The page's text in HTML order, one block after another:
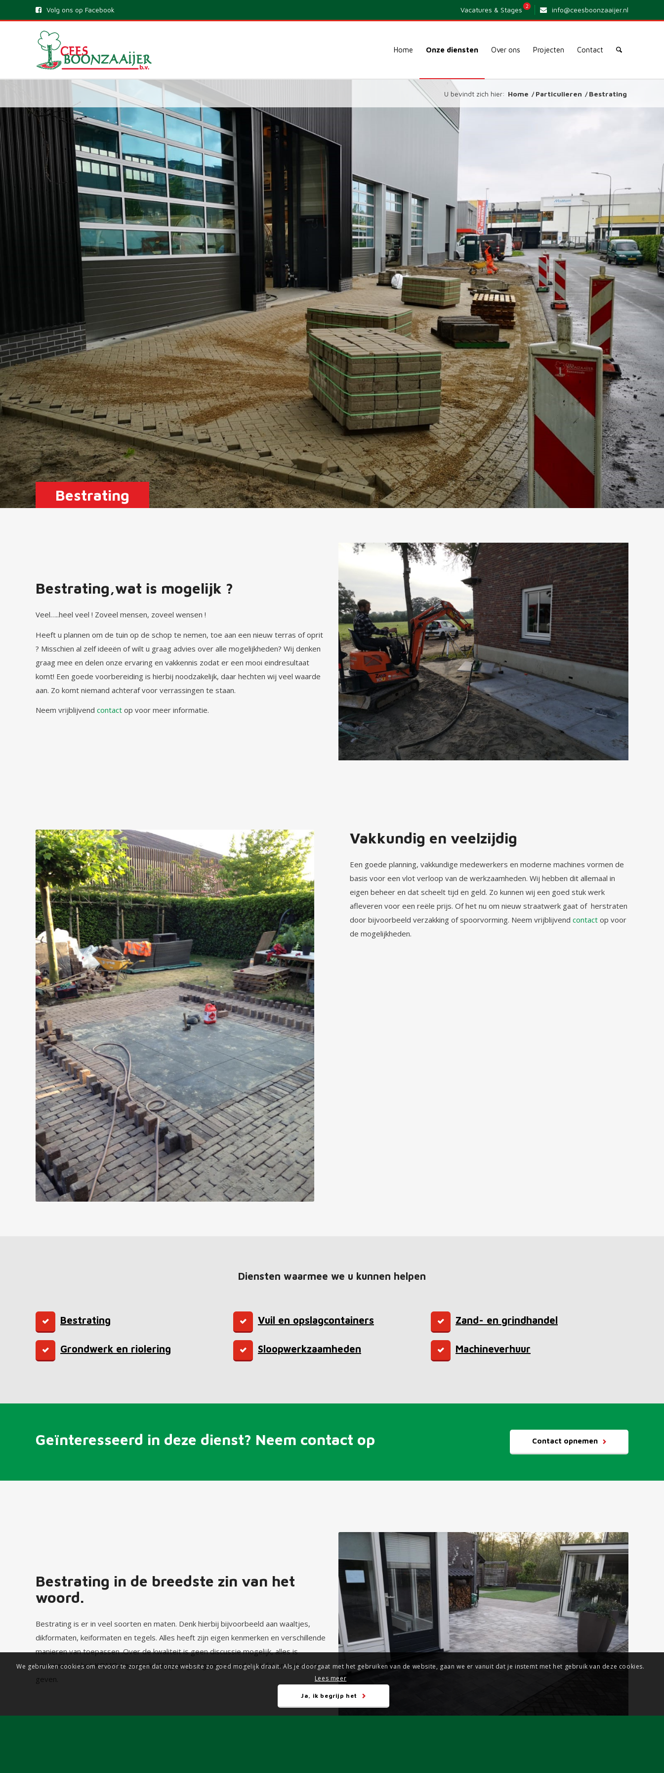
Vacatures & Stages 2 info@ceesboonzaaijer.nl
Volg ons op Facebook
Home Onze diensten Over ons Projecten Contact
U bevindt zich hier: Home / Particulieren / Bestrating
Bestrating
Bestrating,wat is mogelijk ?
Veel…..heel veel ! Zoveel mensen, zoveel wensen !
Heeft u plannen om de tuin op de schop te nemen, toe aan een nieuw terras of oprit
? Misschien al zelf ideeën of wilt u graag advies over alle mogelijkheden? Wij denken
graag mee en delen onze ervaring en vakkennis zodat er een mooi eindresultaat
komt! Een goede voorbereiding is hierbij noodzakelijk, daar hechten wij veel waarde
aan. Zo komt niemand achteraf voor verrassingen te staan.
Neem vrijblijvend contact op voor meer informatie.
Vakkundig en veelzijdig
Een goede planning, vakkundige medewerkers en moderne machines vormen de
basis voor een vlot verloop van de werkzaamheden. Wij hebben dit allemaal in
eigen beheer en dat scheelt tijd en geld. Zo kunnen wij een goed stuk werk
afleveren voor een reële prijs. Of het nu om nieuw straatwerk gaat of herstraten
door bijvoorbeeld verzakking of spoorvorming. Neem vrijblijvend contact op voor
de mogelijkheden.
Diensten waarmee we u kunnen helpen
Bestrating Vuil en opslagcontainers Zand- en grindhandel
Grondwerk en riolering Sloopwerkzaamheden Machineverhuur
Geïnteresseerd in deze dienst? Neem contact op Contact opnemen
Bestrating in de breedste zin van het
woord.
Bestrating is er in veel soorten en maten. Denk hierbij bijvoorbeeld aan waaltjes,
dikformaten, keiformaten en tegels. Alles heeft zijn eigen kenmerken en verschillende
manieren van toepassen .Over de kwaliteit is geen discussie mogelijk, alles is
voorzien van het KOMO-keurmerk. Wij gaan graag met u rond de tafel om advies te
geven.
We gebruiken cookies om ervoor te zorgen dat onze website zo goed mogelijk draait. Als je doorgaat met het gebruiken van de website, gaan we er vanuit dat je instemt met het gebruik van deze cookies.
Lees meer
Ja, ik begrijp het